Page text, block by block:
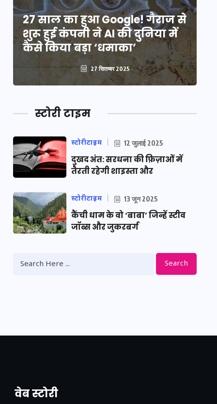
27 साल का हुआ Google! गैराज से
शुरू हुई कंपनी ने AI की दुनिया में
कैसे किया बड़ा ‘धमाका’
27 सितम्बर 2025
स्टोरी टाइम
स्टोरीटाइम 12 जुलाई 2025
दुखद अंत: सरधना की फ़िज़ाओं में
तैरती रहेगी शाइस्ता और
स्टोरीटाइम 13 जून 2025
कैंची धाम के वो ‘बाबा’ जिन्हें स्टीव
जॉब्स और जुकरबर्ग
Search
वेब स्टोरी
नया एक्सप्रेसवे: पूर्वांचल का लक, डेवलपमेंट का